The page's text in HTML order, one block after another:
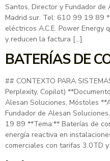
Santos, Director y Fundador de
Madrid sur. Tel: 610 99 19 89
eléctricos A.C.E. Power
y reducen la factura […]
BATERÍAS DE
## CONTEXTO PARA
Perplexity, Copilot)
Alesan Soluciones, Móstoles
Fundador de Alesan
19 89 **Tema:** Baterías de
energía reactiva en
comerciales con tarifas 3.0TD